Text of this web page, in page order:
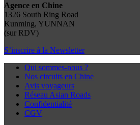
Agence en Chine
1326 South Ring Road
Kunming, YUNNAN
(sur RDV)
S’inscrire à la Newsletter
Qui sommes-nous ?
Nos circuits en Chine
Avis voyageurs
Réseau Asian Roads
Confidentialité
CGV